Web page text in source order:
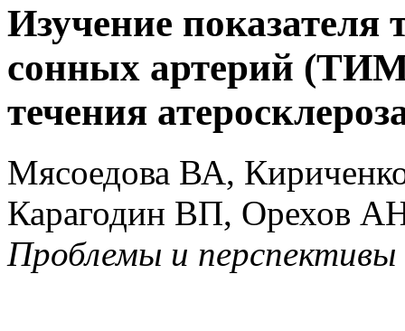
Изучение
сонных артерий
течения
Мясоедова ВА,
Карагодин ВП, Орехов
Проблемы и перспективы